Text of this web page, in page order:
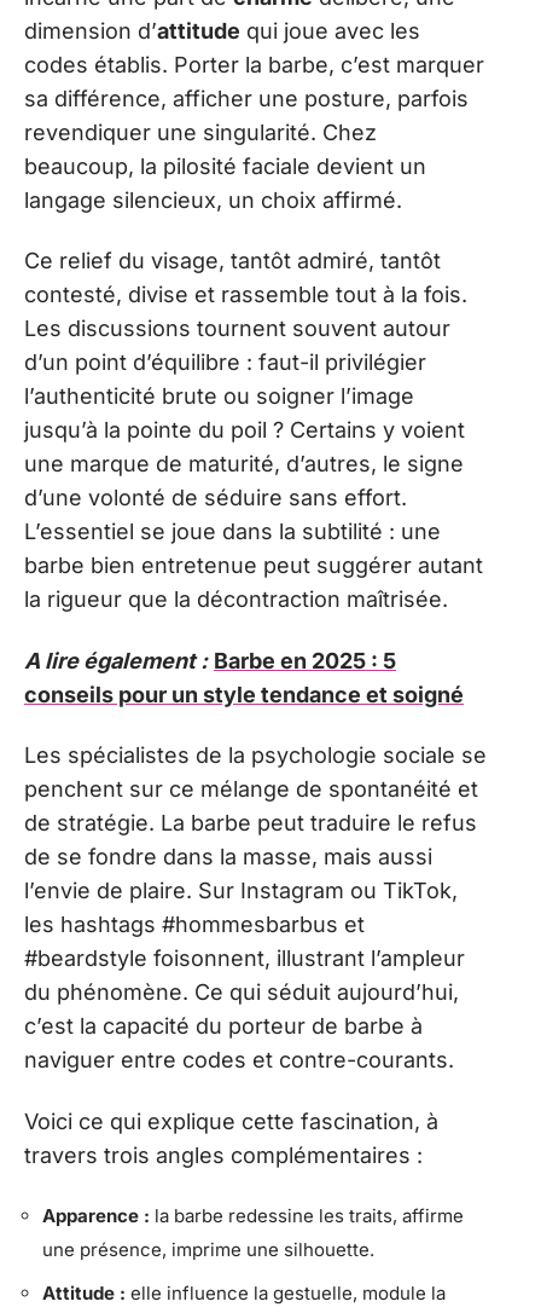
dimension d’attitude qui joue avec les
codes établis. Porter la barbe, c’est marquer
sa différence, afficher une posture, parfois
revendiquer une singularité. Chez
beaucoup, la pilosité faciale devient un
langage silencieux, un choix affirmé.
Ce relief du visage, tantôt admiré, tantôt
contesté, divise et rassemble tout à la fois.
Les discussions tournent souvent autour
d’un point d’équilibre : faut-il privilégier
l’authenticité brute ou soigner l’image
jusqu’à la pointe du poil ? Certains y voient
une marque de maturité, d’autres, le signe
d’une volonté de séduire sans effort.
L’essentiel se joue dans la subtilité : une
barbe bien entretenue peut suggérer autant
la rigueur que la décontraction maîtrisée.
A lire également : Barbe en 2025 : 5
conseils pour un style tendance et soigné
Les spécialistes de la psychologie sociale se
penchent sur ce mélange de spontanéité et
de stratégie. La barbe peut traduire le refus
de se fondre dans la masse, mais aussi
l’envie de plaire. Sur Instagram ou TikTok,
les hashtags #hommesbarbus et
#beardstyle foisonnent, illustrant l’ampleur
du phénomène. Ce qui séduit aujourd’hui,
c’est la capacité du porteur de barbe à
naviguer entre codes et contre-courants.
Voici ce qui explique cette fascination, à
travers trois angles complémentaires :
Apparence : la barbe redessine les traits, affirme
une présence, imprime une silhouette.
Attitude : elle influence la gestuelle, module la